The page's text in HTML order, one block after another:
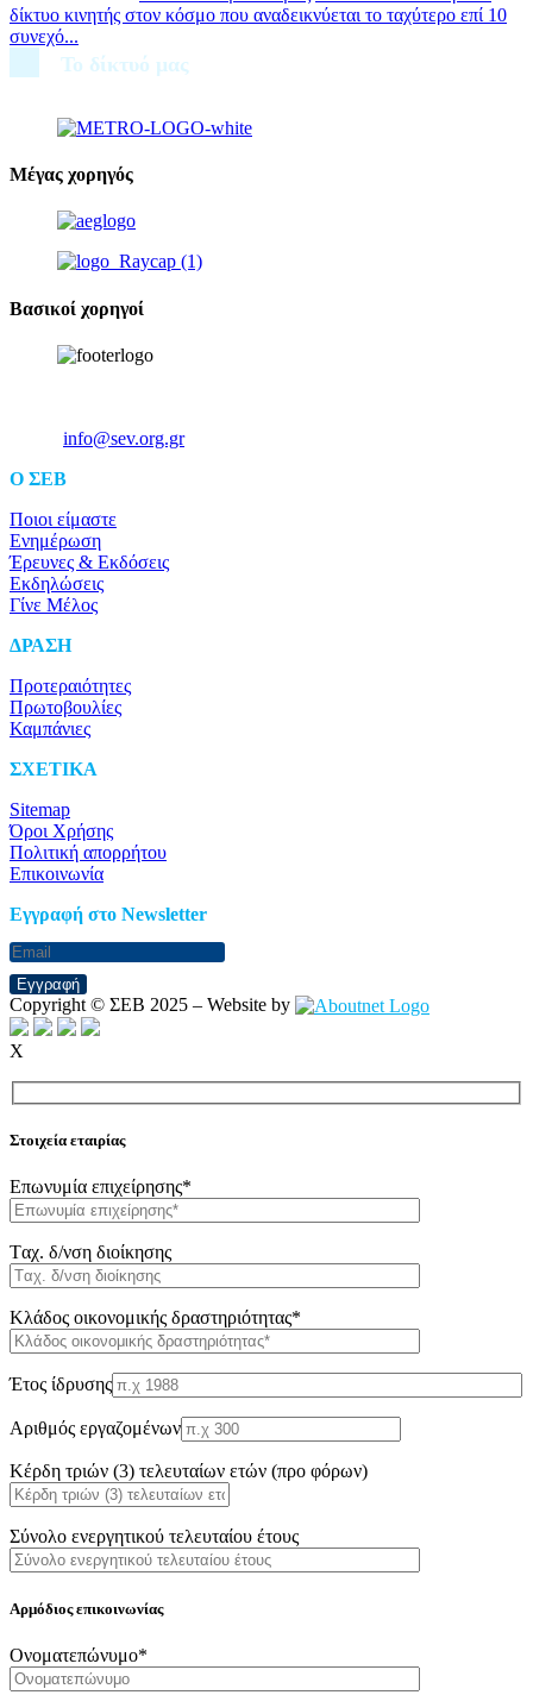
δίκτυο κινητής στον κόσμο που αναδεικνύεται το ταχύτερο επί 10
συνεχό...
Το δίκτυό μας
Μέγας χορηγός
Βασικοί χορηγοί
info@sev.org.gr
O ΣΕΒ
Ποιοι είμαστε
Ενημέρωση
Έρευνες & Εκδόσεις
Εκδηλώσεις
Γίνε Μέλος
ΔΡΑΣΗ
Προτεραιότητες
Πρωτοβουλίες
Καμπάνιες
ΣΧΕΤΙΚΑ
Sitemap
Όροι Χρήσης
Πολιτική απορρήτου
Επικοινωνία
Eγγραφή στο Newsletter
Εγγραφή
Copyright © ΣΕΒ 2025 – Website by
X
Στοιχεία εταιρίας
Επωνυμία επιχείρησης*
Tαχ. δ/νση διοίκησης
Κλάδος οικονομικής δραστηριότητας*
Έτος ίδρυσης
Αριθμός εργαζομένων
Κέρδη τριών (3) τελευταίων ετών (προ φόρων)
Σύνολο ενεργητικού τελευταίου έτους
Αρμόδιος επικοινωνίας
Oνοματεπώνυμο*